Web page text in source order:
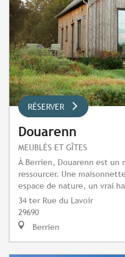
RÉSERVER
Douarenn
MEUBLÉS ET GÎTES
À Berrien, Douarenn est
ressourcer. Une
espace de nature, un vrai
34 ter Rue du Lavoir
29690
Berrien